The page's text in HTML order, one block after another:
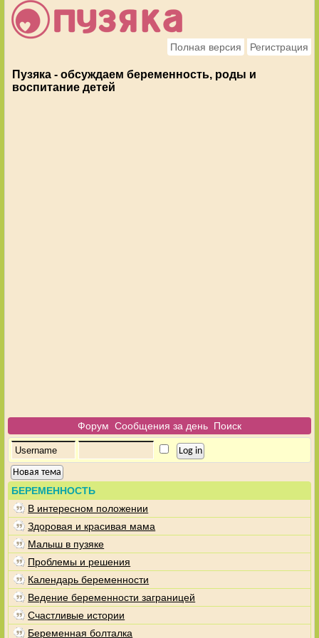
Полная версия Регистрация
Пузяка - обсуждаем беременность, роды и
воспитание детей
Форум Сообщения за день Поиск
Новая тема
БЕРЕМЕННОСТЬ
В интересном положении
Здоровая и красивая мама
Малыш в пузяке
Проблемы и решения
Календарь беременности
Ведение беременности заграницей
Счастливые истории
Беременная болталка